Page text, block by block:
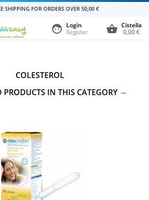
SHIPPING FOR ORDERS OVER 50,00 €
shopping_basket Cistella
0,00 €
face Login
Register
COLESTEROL
PRODUCTS IN THIS CATEGORY